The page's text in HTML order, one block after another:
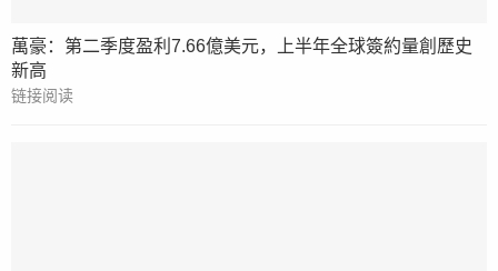
萬豪：第二季度盈利7.66億美元，上半年全球簽約量創歷史
新高
链接阅读